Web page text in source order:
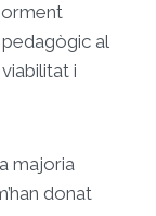
al
i
majoria
donat